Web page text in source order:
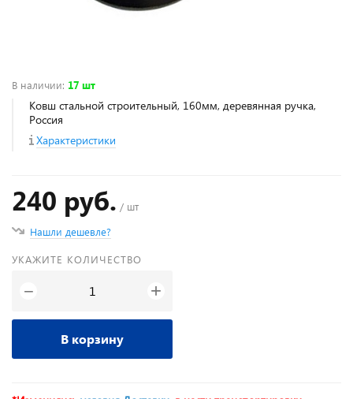
В наличии: 17 шт
Ковш стальной строительный, 160мм, деревянная ручка,
Россия
Характеристики
240 руб. / шт
Нашли дешевле?
УКАЖИТЕ КОЛИЧЕСТВО
− +
В корзину